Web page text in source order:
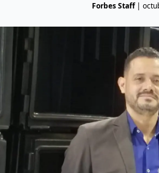
Forbes Staff|